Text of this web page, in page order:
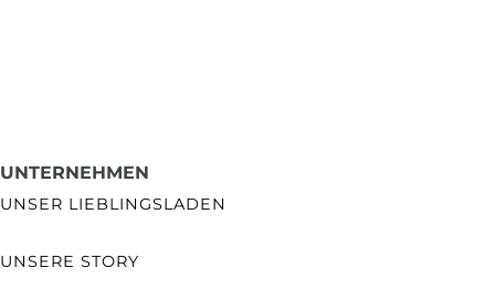
UNTERNEHMEN
UNSER LIEBLINGSLADEN
UNSERE STORY